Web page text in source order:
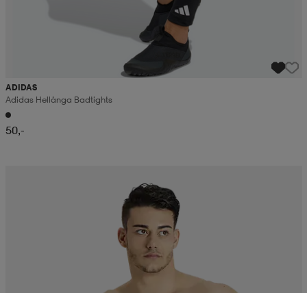
ADIDAS
Adidas Hellånga Badtights
50,-